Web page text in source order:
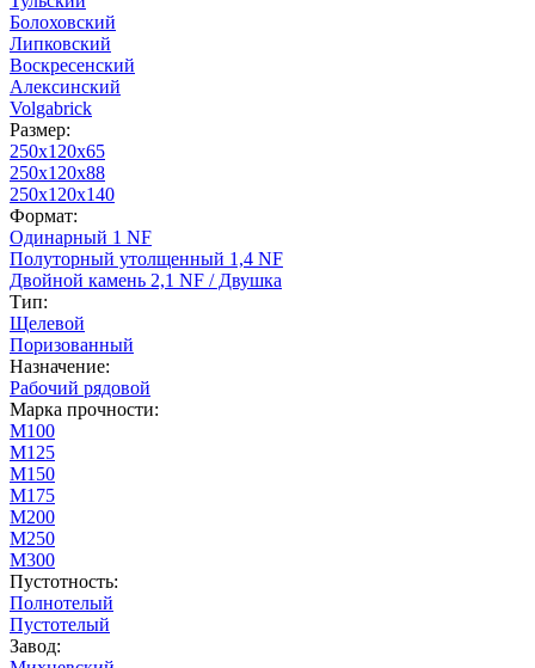
Болоховский
Липковский
Воскресенский
Алексинский
Volgabrick
Размер:
250х120х65
250х120х88
250х120х140
Формат:
Одинарный 1 NF
Полуторный утолщенный 1,4 NF
Двойной камень 2,1 NF / Двушка
Тип:
Щелевой
Поризованный
Назначение:
Рабочий рядовой
Марка прочности:
М100
М125
М150
М175
М200
М250
М300
Пустотность:
Полнотелый
Пустотелый
Завод: